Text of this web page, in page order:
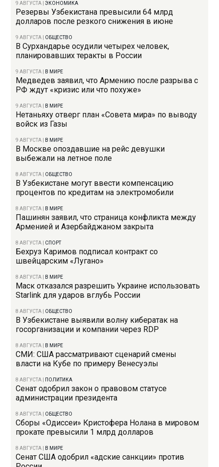
9 АВГУСТА |ЭКОНОМИКА
Резервы Узбекистана превысили 64 млрд
долларов после резкого снижения в июне
9 АВГУСТА ОБЩЕСТВО
В Сурхандарье осудили четырех человек,
планировавших теракты в России
9 АВГУСТА В МИРЕ
Медведев заявил, что Армению после разрыва с
РФ ждут «кризис или что похуже»
9 АВГУСТА В МИРЕ
Нетаньяху отверг план «Совета мира» по выводу
войск из Газы
9 АВГУСТА В МИРЕ
В Москве опоздавшие на рейс девушки
выбежали на летное поле
8 АВГУСТА ОБЩЕСТВО
В Узбекистане могут ввести компенсацию
процентов по кредитам на электромобили
8 АВГУСТА В МИРЕ
Пашинян заявил, что страница конфликта между
Арменией и Азербайджаном закрыта
8 АВГУСТА СПОРТ
Бехруз Каримов подписал контракт со
швейцарским «Лугано»
8 АВГУСТА В МИРЕ
Маск отказался разрешить Украине использовать
Starlink для ударов вглубь России
8 АВГУСТА ОБЩЕСТВО
В Узбекистане выявили волну кибератак на
госорганизации и компании через RDP
8 АВГУСТА В МИРЕ
СМИ: США рассматривают сценарий смены
власти на Кубе по примеру Венесуэлы
8 АВГУСТА ПОЛИТИКА
Сенат одобрил закон о правовом статусе
администрации президента
8 АВГУСТА ОБЩЕСТВО
Сборы «Одиссеи» Кристофера Нолана в мировом
прокате превысили 1 млрд долларов
8 АВГУСТА В МИРЕ
Сенат США одобрил «адские санкции» против